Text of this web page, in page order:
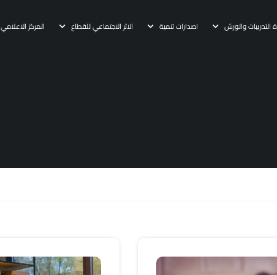
التدريبات والورش اصدارات تنمية الاثر الاجتماعي للقطاع المركز الاعلامي